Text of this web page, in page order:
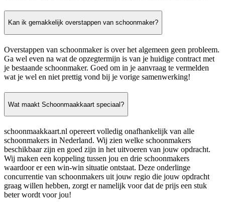
Kan ik gemakkelijk overstappen van schoonmaker?
Overstappen van schoonmaker is over het algemeen geen probleem.
Ga wel even na wat de opzegtermijn is van je huidige contract met
je bestaande schoonmaker. Goed om in je aanvraag te vermelden
wat je wel en niet prettig vond bij je vorige samenwerking!
Wat maakt Schoonmaakkaart speciaal?
schoonmaakkaart.nl opereert volledig onafhankelijk van alle
schoonmakers in Nederland. Wij zien welke schoonmakers
beschikbaar zijn en goed zijn in het uitvoeren van jouw opdracht.
Wij maken een koppeling tussen jou en drie schoonmakers
waardoor er een win-win situatie ontstaat. Deze onderlinge
concurrentie van schoonmakers uit jouw regio die jouw opdracht
graag willen hebben, zorgt er namelijk voor dat de prijs een stuk
beter wordt voor jou!